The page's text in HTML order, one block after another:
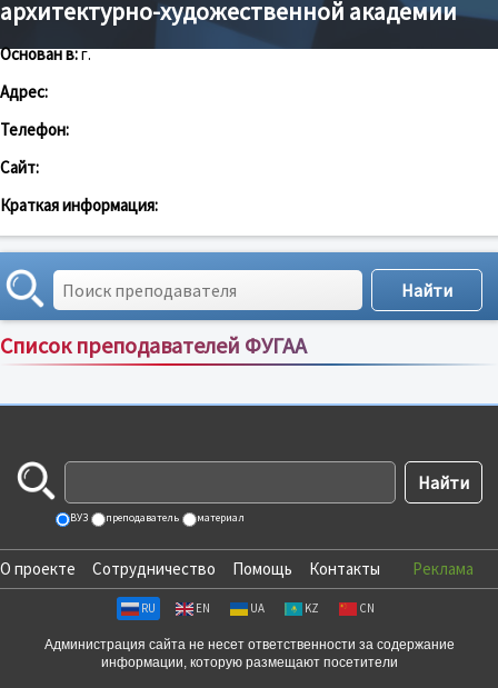
архитектурно-художественной академии
Основан в:г.
Адрес:
Телефон:
Сайт:
Краткая информация:
Список преподавателей ФУГАА
Сортировка по:имени;рейтингу;отзывам
ВУЗ преподаватель материал
О проекте Сотрудничество Помощь Контакты Реклама
RU EN UA KZ CN
Администрация сайта не несет ответственности за содержание
информации, которую размещают посетители